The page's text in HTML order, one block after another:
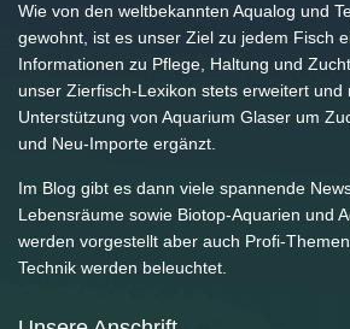
Wie von den weltbekannten Aqualog und
gewohnt, ist es unser Ziel zu jedem Fisch
Informationen zu Pflege, Haltung und
unser Zierfisch-Lexikon stets erweitert und
Unterstützung von Aquarium Glaser um
und Neu-Importe ergänzt.
Im Blog gibt es dann viele spannende
Lebensräume sowie Biotop-Aquarien und
werden vorgestellt aber auch Profi-
Technik werden beleuchtet.